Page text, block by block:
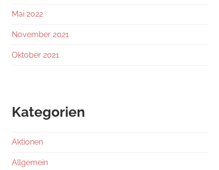
Mai 2022
November 2021
Oktober 2021
Kategorien
Aktionen
Allgemein